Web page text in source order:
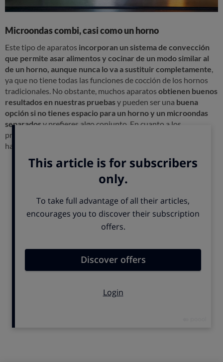
Microondas combi, casi como un horno
Este tipo de aparatos incorporan un sistema de convección
que permite asar alimentos y cocinar de un modo similar al
de un horno, aunque nunca lo va a sustituir completamente,
ya que no tiene todas las funciones de cocción de los hornos
tradicionales. No obstante, muchos aparatos obtienen buenos
resultados en nuestras pruebasy pueden ser una buena
opción si no tienes espacio para un horno y un microondas
separados y prefieres algo conjunto. En cuanto a los
precios,
hay mucho más caros.